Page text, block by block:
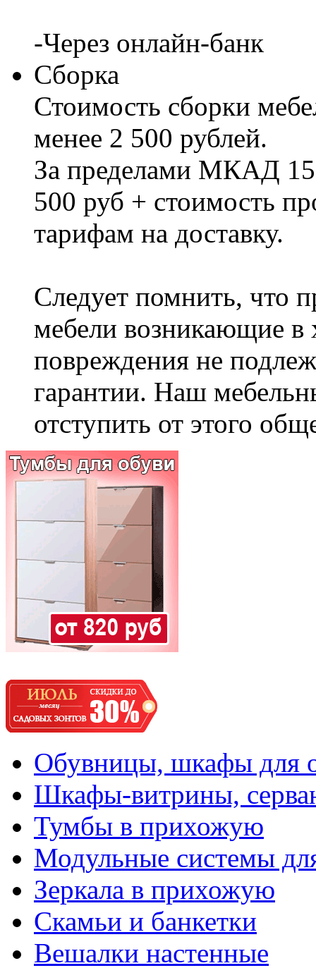
-Через онлайн-банк
Сборка
Стоимость сборки
менее 2 500 рублей.
За пределами МКАД
500 руб + стоимость
тарифам на доставку.
Следует помнить, что
мебели возникающие в
повреждения не
гарантии. Наш
отступить от этого
Обувницы, шкафы для
Шкафы-витрины,
Тумбы в прихожую
Модульные системы
Зеркала в прихожую
Скамьи и банкетки
Вешалки настенные